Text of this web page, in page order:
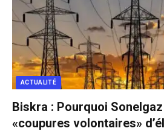
ACTUALITÉ
Biskra : Pourquoi
«coupures volontaires»